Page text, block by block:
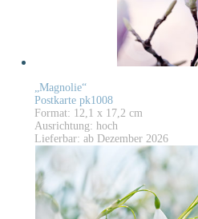
„Magnolie“
Postkarte pk1008
Format: 12,1 x 17,2 cm
Ausrichtung: hoch
Lieferbar: ab Dezember 2026